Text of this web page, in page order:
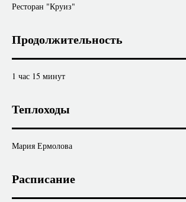
Ресторан "Круиз"
Продолжительность
1 час 15 минут
Теплоходы
Мария Ермолова
Расписание